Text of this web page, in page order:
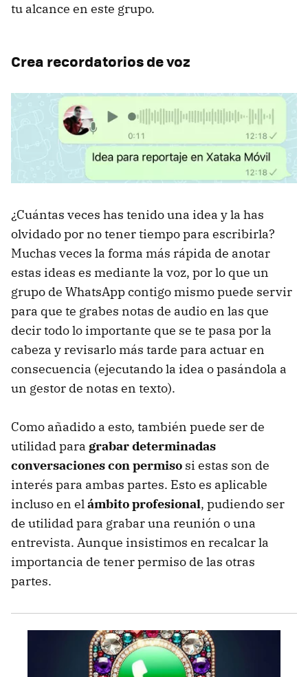
tu alcance en este grupo.
Crea recordatorios de voz
¿Cuántas veces has tenido una idea y la has
olvidado por no tener tiempo para escribirla?
Muchas veces la forma más rápida de anotar
estas ideas es mediante la voz, por lo que un
grupo de WhatsApp contigo mismo puede servir
para que te grabes notas de audio en las que
decir todo lo importante que se te pasa por la
cabeza y revisarlo más tarde para actuar en
consecuencia (ejecutando la idea o pasándola a
un gestor de notas en texto).
Como añadido a esto, también puede ser de
utilidad para grabar determinadas
conversaciones con permiso si estas son de
interés para ambas partes. Esto es aplicable
incluso en elámbito profesional, pudiendo ser
de utilidad para grabar una reunión o una
entrevista. Aunque insistimos en recalcar la
importancia de tener permiso de las otras
partes.